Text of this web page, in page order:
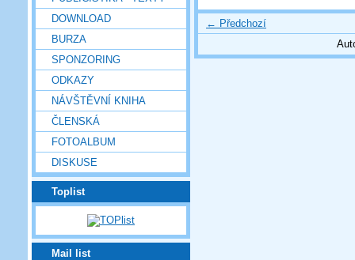
DOWNLOAD
BURZA
SPONZORING
ODKAZY
NÁVŠTĚVNÍ KNIHA
ČLENSKÁ
FOTOALBUM
DISKUSE
Toplist
Mail list
← Předchozí